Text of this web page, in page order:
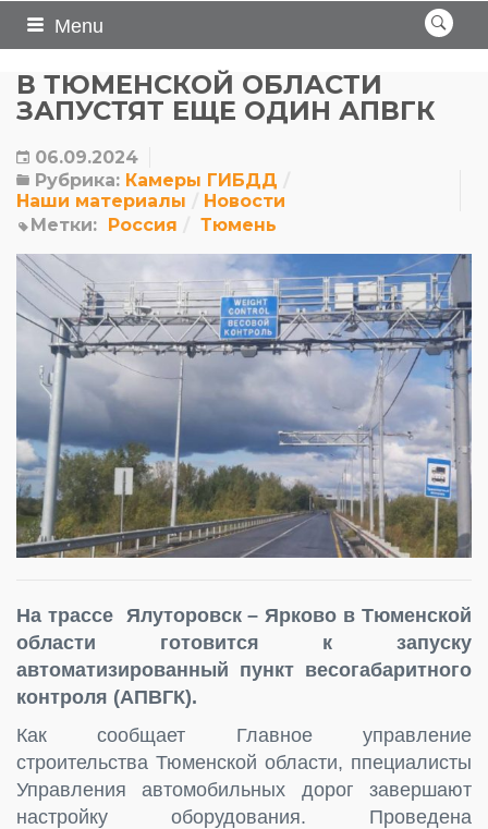
Menu
В ТЮМЕНСКОЙ ОБЛАСТИ
ЗАПУСТЯТ ЕЩЕ ОДИН АПВГК
06.09.2024
Рубрика: Камеры ГИБДД
Наши материалы
Новости
Метки: Россия Тюмень
На трассе Ялуторовск – Ярково в Тюменской
области готовится к запуску
автоматизированный пункт весогабаритного
контроля (АПВГК).
Как сообщает Главное управление
строительства Тюменской области, ппециалисты
Управления автомобильных дорог завершают
настройку оборудования. Проведена